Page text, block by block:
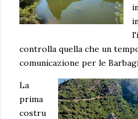
controlla quella che un
comunicazione per le
La
prima
costru